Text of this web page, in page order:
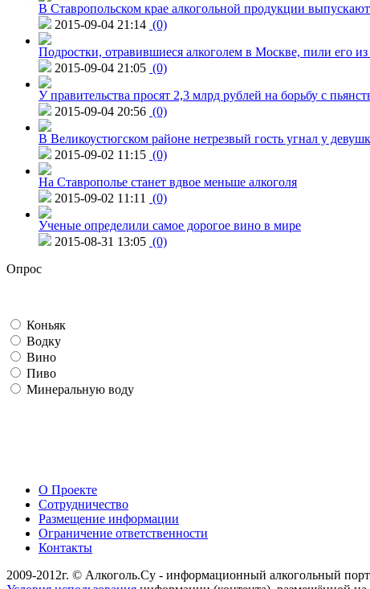
В Ставропольском крае алкогольной продукции
2015-09-04 21:14 (0)
Подростки, отравившиеся алкоголем в Москве, пили его из
2015-09-04 21:05 (0)
У правительства просят 2,3 млрд рублей на борьбу с
2015-09-04 20:56 (0)
В Великоустюгском районе нетрезвый гость угнал у
2015-09-02 11:15 (0)
На Ставрополье станет вдвое меньше алкоголя
2015-09-02 11:11
(0)
Ученые определили самое дорогое вино в мире
2015-08-31 13:05 (0)
Опрос
Коньяк
Водку
Вино
Пиво
Минеральную воду
О Проекте
Сотрудничество
Размещение информации
Ограничение ответственности
Контакты
2009-2012г. © Алкоголь.Су - информационный алкогольный